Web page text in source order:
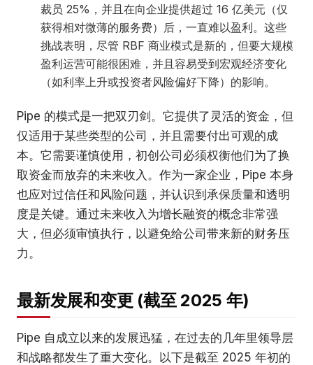
裁员 25%，并且在向企业提供超过 16 亿美元（仅
获得相对微薄的服务费）后，一直难以盈利。这些
挑战表明，尽管 RBF 商业模式是新的，但要大规模
盈利运营可能很困难，并且容易受到宏观经济变化
（如利率上升或投资者风险偏好下降）的影响。
Pipe 的模式是一把双刃剑。它提供了灵活的资金，但
仅适用于某些类型的公司，并且需要付出可观的成
本。它需要谨慎使用，初创公司必须权衡他们为了换
取资金而放弃的未来收入。作为一家企业，Pipe 本身
也应对过信任和风险问题，并认识到承保质量和透明
度是关键。通过未来收入为增长融资的概念非常强
大，但必须审慎执行，以避免给公司带来新的财务压
力。
最新发展和变更 (截至 2025 年)
Pipe 自成立以来的发展迅猛，在过去的几年里领导层
和战略都发生了重大变化。以下是截至 2025 年初的